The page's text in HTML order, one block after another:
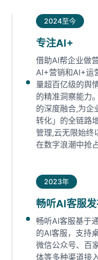
2024至今
专注AI+
借助AI帮企业做
AI+营销和AI+运
量超百亿级的舆
的精准洞察能力
的深度融合,为企
转化」的全链路
管理,云无限始终
在数字浪潮中抢
2023年
畅听AI客服
畅听AI客服基于
的AI客服，支持
微信公众号、百
体等多种渠道接入